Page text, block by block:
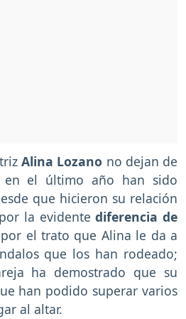
Alina Lozano no dejan de
en el último año han sido
que hicieron su relación
la evidentediferencia de
el trato que Alina le da a
que los han rodeado;
ha demostrado que su
han podido superar varios
al altar.